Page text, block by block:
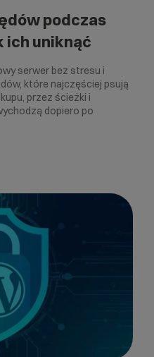
podczas
ich uniknąć
serwer bez stresu i
które najczęściej psują
przez ścieżki i
dopiero po